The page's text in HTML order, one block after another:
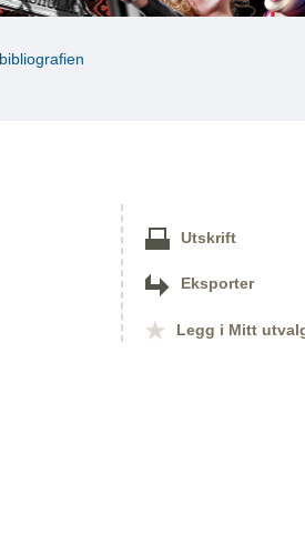
Utskrift
Eksporter
Legg i Mitt